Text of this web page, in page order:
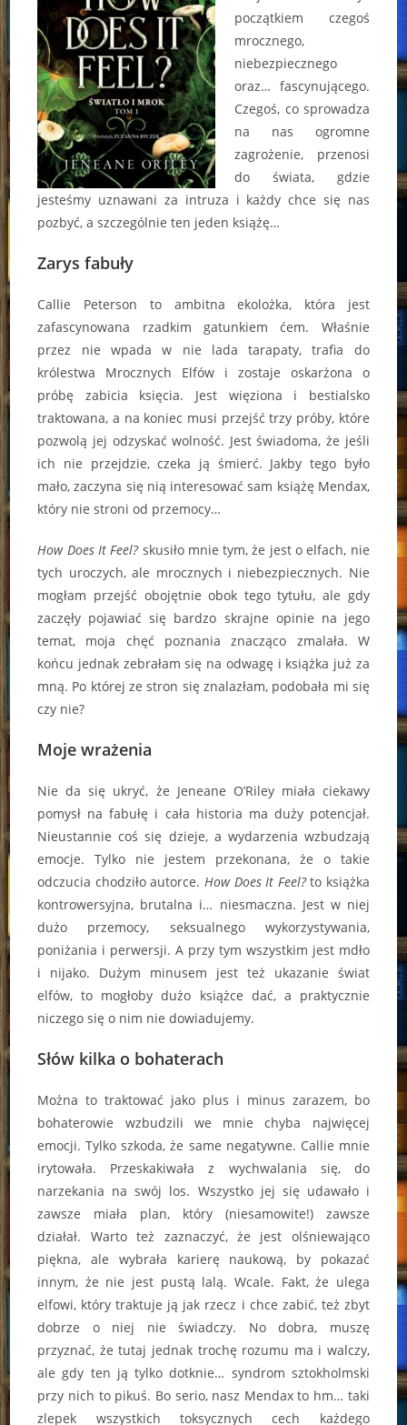
początkiem czegoś
mrocznego,
niebezpiecznego
oraz… fascynującego.
Czegoś, co sprowadza
na nas ogromne
zagrożenie, przenosi
do świata, gdzie
jesteśmy uznawani za intruza i każdy chce się nas
pozbyć, a szczególnie ten jeden książę…
Zarys fabuły
Callie Peterson to ambitna ekolożka, która jest
zafascynowana rzadkim gatunkiem ćem. Właśnie
przez nie wpada w nie lada tarapaty, trafia do
królestwa Mrocznych Elfów i zostaje oskarżona o
próbę zabicia księcia. Jest więziona i bestialsko
traktowana, a na koniec musi przejść trzy próby, które
pozwolą jej odzyskać wolność. Jest świadoma, że jeśli
ich nie przejdzie, czeka ją śmierć. Jakby tego było
mało, zaczyna się nią interesować sam książę Mendax,
który nie stroni od przemocy…
How Does It Feel?skusiło mnie tym, że jest o elfach, nie
tych uroczych, ale mrocznych i niebezpiecznych. Nie
mogłam przejść obojętnie obok tego tytułu, ale gdy
zaczęły pojawiać się bardzo skrajne opinie na jego
temat, moja chęć poznania znacząco zmalała. W
końcu jednak zebrałam się na odwagę i książka już za
mną. Po której ze stron się znalazłam, podobała mi się
czy nie?
Moje wrażenia
Nie da się ukryć, że Jeneane O’Riley miała ciekawy
pomysł na fabułę i cała historia ma duży potencjał.
Nieustannie coś się dzieje, a wydarzenia wzbudzają
emocje. Tylko nie jestem przekonana, że o takie
odczucia chodziło autorce. How Does It Feel?to książka
kontrowersyjna, brutalna i… niesmaczna. Jest w niej
dużo przemocy, seksualnego wykorzystywania,
poniżania i perwersji. A przy tym wszystkim jest mdło
i nijako. Dużym minusem jest też ukazanie świat
elfów, to mogłoby dużo książce dać, a praktycznie
niczego się o nim nie dowiadujemy.
Słów kilka o bohaterach
Można to traktować jako plus i minus zarazem, bo
bohaterowie wzbudzili we mnie chyba najwięcej
emocji. Tylko szkoda, że same negatywne. Callie mnie
irytowała. Przeskakiwała z wychwalania się, do
narzekania na swój los. Wszystko jej się udawało i
zawsze miała plan, który (niesamowite!) zawsze
działał. Warto też zaznaczyć, że jest olśniewająco
piękna, ale wybrała karierę naukową, by pokazać
innym, że nie jest pustą lalą. Wcale. Fakt, że ulega
elfowi, który traktuje ją jak rzecz i chce zabić, też zbyt
dobrze o niej nie świadczy. No dobra, muszę
przyznać, że tutaj jednak trochę rozumu ma i walczy,
ale gdy ten ją tylko dotknie… syndrom sztokholmski
przy nich to pikuś. Bo serio, nasz Mendax to hm… taki
zlepek wszystkich toksycznych cech każdego